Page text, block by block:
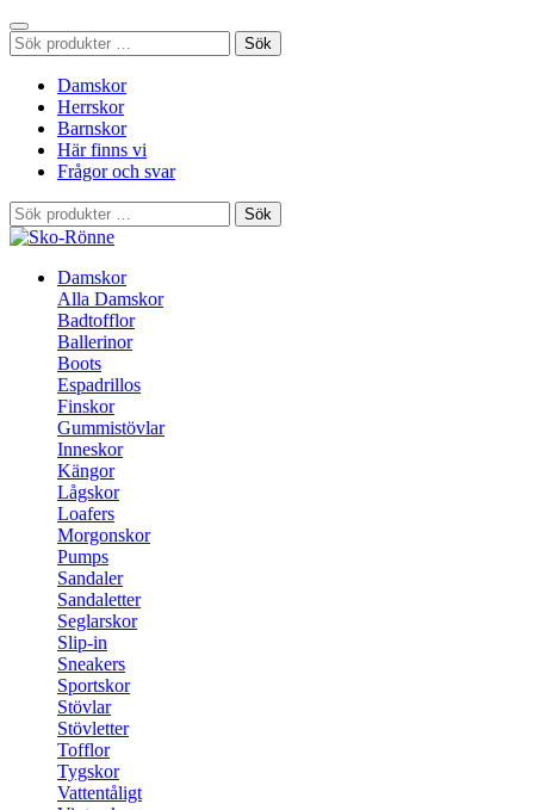
Sök
efter:
Sök
Damskor
Herrskor
Barnskor
Här finns vi
Frågor och svar
Sök
efter:
Sök
Damskor
Alla Damskor
Badtofflor
Ballerinor
Boots
Espadrillos
Finskor
Gummistövlar
Inneskor
Kängor
Lågskor
Loafers
Morgonskor
Pumps
Sandaler
Sandaletter
Seglarskor
Slip-in
Sneakers
Sportskor
Stövlar
Stövletter
Tofflor
Tygskor
Vattentåligt